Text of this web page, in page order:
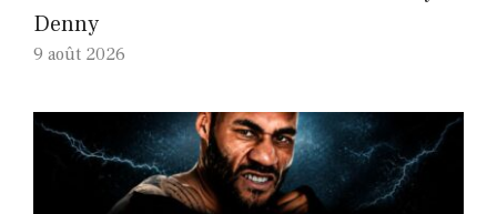
Denny
9 août 2026